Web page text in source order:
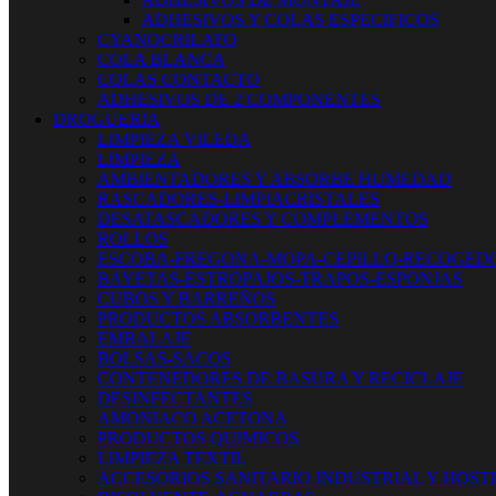
ADHESIVOS Y COLAS ESPECIFICOS
CYANOCRILATO
COLA BLANCA
COLAS CONTACTO
ADHESIVOS DE 2 COMPONENTES
DROGUERIA
LIMPIEZA VILEDA
LIMPIEZA
AMBIENTADORES Y ABSORBE HUMEDAD
RASCADORES-LIMPIACRISTALES
DESATASCADORES Y COMPLEMENTOS
ROLLOS
ESCOBA-FREGONA-MOPA-CEPILLO-
BAYETAS-ESTROPAJOS-TRAPOS-ESPONJAS
CUBOS Y BARREÑOS
PRODUCTOS ABSORBENTES
EMBALAJE
BOLSAS-SACOS
CONTENEDORES DE BASURA Y RECICLAJE
DESINFECTANTES
AMONIACO ACETONA
PRODUCTOS QUIMICOS
LIMPIEZA TEXTIL
ACCESORIOS SANITARIO INDUSTRIAL Y